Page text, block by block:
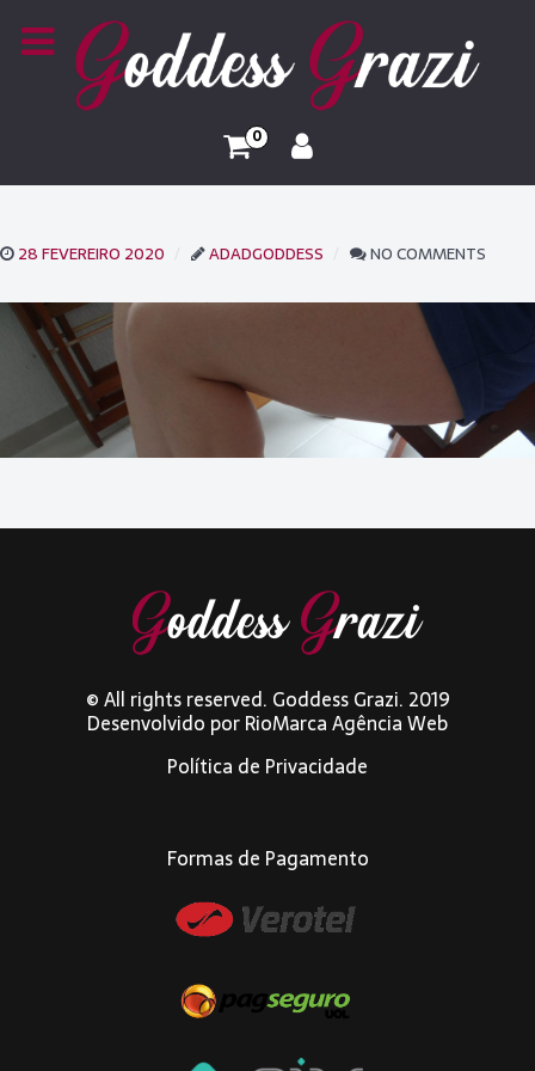
0
28 FEVEREIRO 2020 ADADGODDESS NO COMMENTS
© All rights reserved. Goddess Grazi. 2019
Desenvolvido porRioMarca Agência Web
Política de Privacidade
Formas de Pagamento